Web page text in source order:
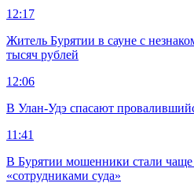
12:17
Житель Бурятии в сауне с
тысяч рублей
12:06
В Улан-Удэ спасают
11:41
В Бурятии мошенники стали чаще
«сотрудниками суда»